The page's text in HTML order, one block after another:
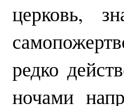
церковь,
редко
ночами